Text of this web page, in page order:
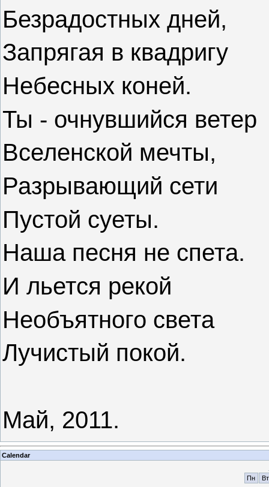
Безрадостных дней,
Запрягая в квадригу
Небесных коней.
Ты - очнувшийся ветер
Вселенской мечты,
Разрывающий сети
Пустой суеты.
Наша песня не спета.
И льется рекой
Необъятного света
Лучистый покой.
Май, 2011.
Calendar
Пн
Вт